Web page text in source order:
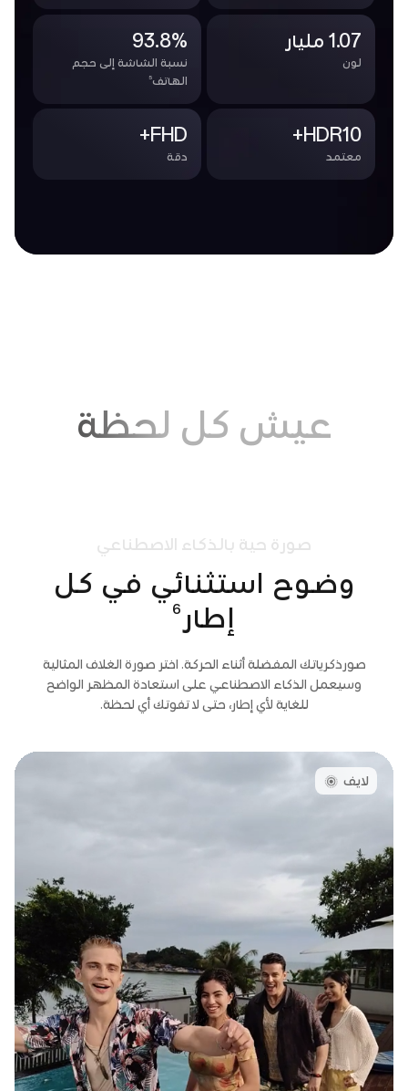
93.8%
نسبة الشاشة إلى حجم
الهاتف5
1.07 مليار
لون
FHD+
دقة
HDR10+
معتمد
عيش كل لحظة
صورة حية بالذكاء الاصطناعي
وضوح استثنائي في كل
إطار 6
صورذكرياتك المفضلة أثناء الحركة. اختر صورة الغلاف المثالية
وسيعمل الذكاء الاصطناعي على استعادة المظهر الواضح
للغاية لأي إطار، حتى لا تفوتك أي لحظة.
لايف